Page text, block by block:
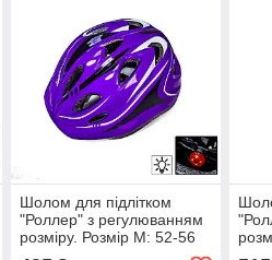
Шолом для підлітком
"Роллер" з регулюванням
розміру. Розмір M: 52-56
см. Фіолетовий колір.
см.